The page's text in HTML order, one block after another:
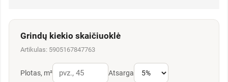
Grindų kiekio skaičiuoklė
Artikulas: 5905167847763
Plotas, m² Atsarga